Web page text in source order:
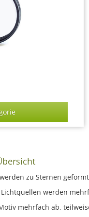
zu Sternen geformt
werden
mehrfach ab,